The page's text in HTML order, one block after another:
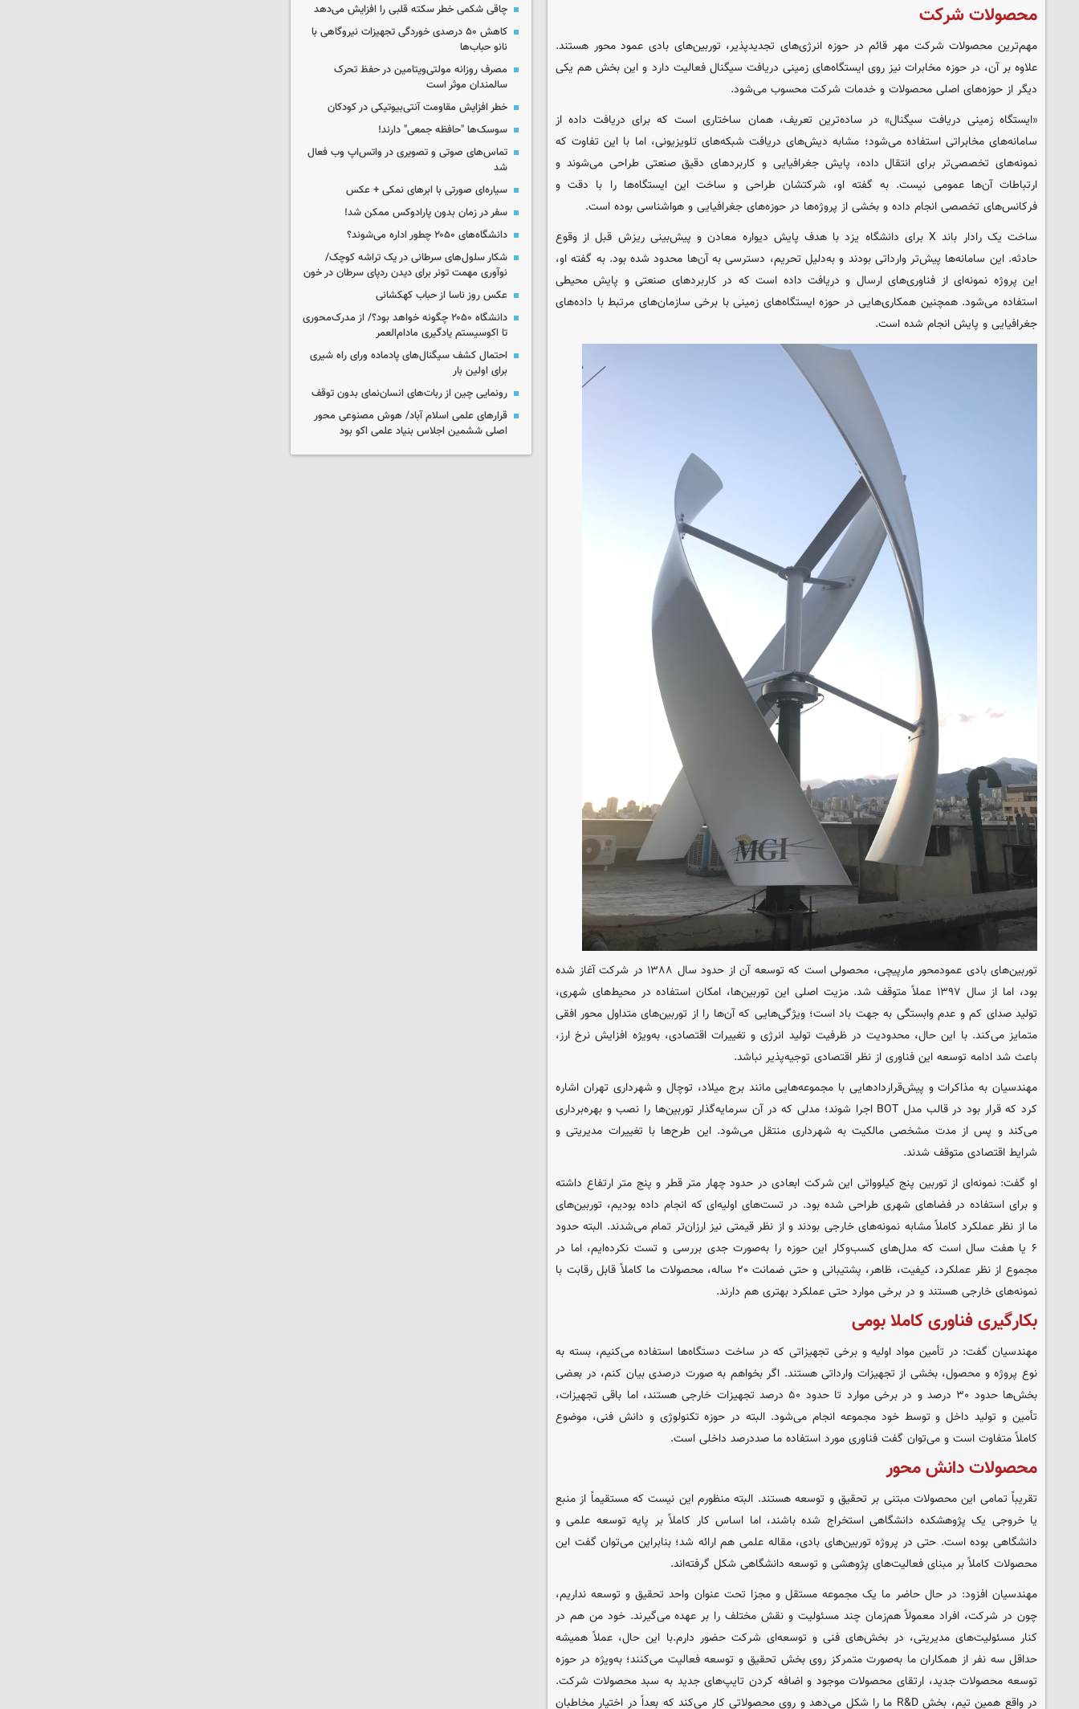
محصولات شرکت
مهم‌ترین محصولات شرکت مهر قائم در حوزه انرژی‌های تجدیدپذیر، توربین‌های بادی عمود محور هستند.
علاوه بر آن، در حوزه مخابرات نیز روی ایستگاه‌های زمینی دریافت سیگنال فعالیت دارد و این بخش هم یکی
دیگر از حوزه‌های اصلی محصولات و خدمات شرکت محسوب می‌شود.
«ایستگاه زمینی دریافت سیگنال» در ساده‌ترین تعریف، همان ساختاری است که برای دریافت داده از
سامانه‌های مخابراتی استفاده می‌شود؛ مشابه دیش‌های دریافت شبکه‌های تلویزیونی، اما با این تفاوت که
نمونه‌های تخصصی‌تر برای انتقال داده، پایش جغرافیایی و کاربردهای دقیق صنعتی طراحی می‌شوند و
ارتباطات آن‌ها عمومی نیست. به گفته او، شرکتشان طراحی و ساخت این ایستگاه‌ها را با دقت و
فرکانس‌های تخصصی انجام داده و بخشی از پروژه‌ها در حوزه‌های جغرافیایی و هواشناسی بوده است.
ساخت یک رادار باند X برای دانشگاه یزد با هدف پایش دیواره معادن و پیش‌بینی ریزش قبل از وقوع
حادثه. این سامانه‌ها پیش‌تر وارداتی بودند و به‌دلیل تحریم، دسترسی به آن‌ها محدود شده بود. به گفته او،
این پروژه نمونه‌ای از فناوری‌های ارسال و دریافت داده است که در کاربردهای صنعتی و پایش محیطی
استفاده می‌شود. همچنین همکاری‌هایی در حوزه ایستگاه‌های زمینی با برخی سازمان‌های مرتبط با داده‌های
جغرافیایی و پایش انجام شده است.
توربین‌های بادی عمودمحور مارپیچی، محصولی است که توسعه آن از حدود سال ۱۳۸۸ در شرکت آغاز شده
بود، اما از سال ۱۳۹۷ عملاً متوقف شد. مزیت اصلی این توربین‌ها، امکان استفاده در محیط‌های شهری،
تولید صدای کم و عدم وابستگی به جهت باد است؛ ویژگی‌هایی که آن‌ها را از توربین‌های متداول محور افقی
متمایز می‌کند. با این حال، محدودیت در ظرفیت تولید انرژی و تغییرات اقتصادی، به‌ویژه افزایش نرخ ارز،
باعث شد ادامه توسعه این فناوری از نظر اقتصادی توجیه‌پذیر نباشد.
مهندسیان به مذاکرات و پیش‌قراردادهایی با مجموعه‌هایی مانند برج میلاد، توچال و شهرداری تهران اشاره
کرد که قرار بود در قالب مدل BOT اجرا شوند؛ مدلی که در آن سرمایه‌گذار توربین‌ها را نصب و بهره‌برداری
می‌کند و پس از مدت مشخصی مالکیت به شهرداری منتقل می‌شود. این طرح‌ها با تغییرات مدیریتی و
شرایط اقتصادی متوقف شدند.
او گفت: نمونه‌ای از توربین پنج کیلوواتی این شرکت ابعادی در حدود چهار متر قطر و پنج متر ارتفاع داشته
و برای استفاده در فضاهای شهری طراحی شده بود. در تست‌های اولیه‌ای که انجام داده بودیم، توربین‌های
ما از نظر عملکرد کاملاً مشابه نمونه‌های خارجی بودند و از نظر قیمتی نیز ارزان‌تر تمام می‌شدند. البته حدود
۶ یا هفت سال است که مدل‌های کسب‌وکار این حوزه را به‌صورت جدی بررسی و تست نکرده‌ایم، اما در
مجموع از نظر عملکرد، کیفیت، ظاهر، پشتیبانی و حتی ضمانت ۲۰ ساله، محصولات ما کاملاً قابل رقابت با
نمونه‌های خارجی هستند و در برخی موارد حتی عملکرد بهتری هم دارند.
بکارگیری فناوری کاملا بومی
مهندسیان گفت: در تأمین مواد اولیه و برخی تجهیزاتی که در ساخت دستگاه‌ها استفاده می‌کنیم، بسته به
نوع پروژه و محصول، بخشی از تجهیزات وارداتی هستند. اگر بخواهم به‌ صورت درصدی بیان کنم، در بعضی
بخش‌ها حدود ۳۰ درصد و در برخی موارد تا حدود ۵۰ درصد تجهیزات خارجی هستند، اما باقی تجهیزات،
تأمین و تولید داخل و توسط خود مجموعه انجام می‌شود. البته در حوزه تکنولوژی و دانش فنی، موضوع
کاملاً متفاوت است و می‌توان گفت فناوری مورد استفاده ما صددرصد داخلی است.
محصولات دانش محور
تقریباً تمامی این محصولات مبتنی بر تحقیق و توسعه هستند. البته منظورم این نیست که مستقیماً از منبع
یا خروجی یک پژوهشکده دانشگاهی استخراج شده باشند، اما اساس کار کاملاً بر پایه توسعه علمی و
دانشگاهی بوده است. حتی در پروژه توربین‌های بادی، مقاله علمی هم ارائه شد؛ بنابراین می‌توان گفت این
محصولات کاملاً بر مبنای فعالیت‌های پژوهشی و توسعه دانشگاهی شکل گرفته‌اند.
مهندسیان افزود: در حال حاضر ما یک مجموعه مستقل و مجزا تحت عنوان واحد تحقیق و توسعه نداریم،
چون در شرکت، افراد معمولاً هم‌زمان چند مسئولیت و نقش مختلف را بر عهده می‌گیرند. خود من هم در
کنار مسئولیت‌های مدیریتی، در بخش‌های فنی و توسعه‌ای شرکت حضور دارم.با این حال، عملاً همیشه
حداقل سه نفر از همکاران ما به‌صورت متمرکز روی بخش تحقیق و توسعه فعالیت می‌کنند؛ به‌ویژه در حوزه
توسعه محصولات جدید، ارتقای محصولات موجود و اضافه کردن تایپ‌های جدید به سبد محصولات شرکت.
در واقع همین تیم، بخش R&D ما را شکل می‌دهد و روی محصولاتی کار می‌کند که بعداً در اختیار مخاطبان
چاقی شکمی خطر سکته قلبی را افزایش می‌دهد
کاهش ۵۰ درصدی خوردگی تجهیزات نیروگاهی با
نانو حباب‌ها
مصرف روزانه مولتی‌ویتامین در حفظ تحرک
سالمندان موثر است
خطر افزایش مقاومت آنتی‌بیوتیکی در کودکان
سوسک‌ها "حافظه جمعی" دارند!
تماس‌های صوتی و تصویری در واتس‌اپ وب فعال
شد
سیاره‌ای صورتی با ابرهای نمکی + عکس
سفر در زمان بدون پارادوکس ممکن شد!
دانشگاه‌های ۲۰۵۰ چطور اداره می‌شوند؟
شکار سلول‌های سرطانی در یک تراشه کوچک/
نوآوری مهمت تونر برای دیدن ردپای سرطان در خون
عکس روز ناسا از حباب کهکشانی
دانشگاه ۲۰۵۰ چگونه خواهد بود؟/ از مدرک‌محوری
تا اکوسیستم یادگیری مادام‌العمر
احتمال کشف سیگنال‌های پادماده ورای راه شیری
برای اولین بار
رونمایی چین از ربات‌های انسان‌نمای بدون توقف
قرارهای علمی اسلام آباد/ هوش مصنوعی محور
اصلی ششمین اجلاس بنیاد علمی اکو بود